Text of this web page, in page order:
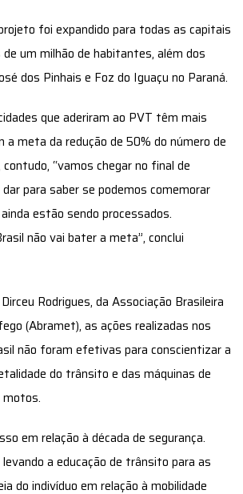
foi expandido para todas as capitais
um milhão de habitantes, além dos
dos Pinhais e Foz do Iguaçu no Paraná.
que aderiram ao PVT têm mais
a meta da redução de 50% do número de
“vamos chegar no final de
para saber se podemos comemorar
estão sendo processados.
não vai bater a meta”, conclui
Rodrigues, da Associação Brasileira
(Abramet), as ações realizadas nos
não foram efetivas para conscientizar a
do trânsito e das máquinas de
motos.
em relação à década de segurança.
a educação de trânsito para as
do indivíduo em relação à mobilidade